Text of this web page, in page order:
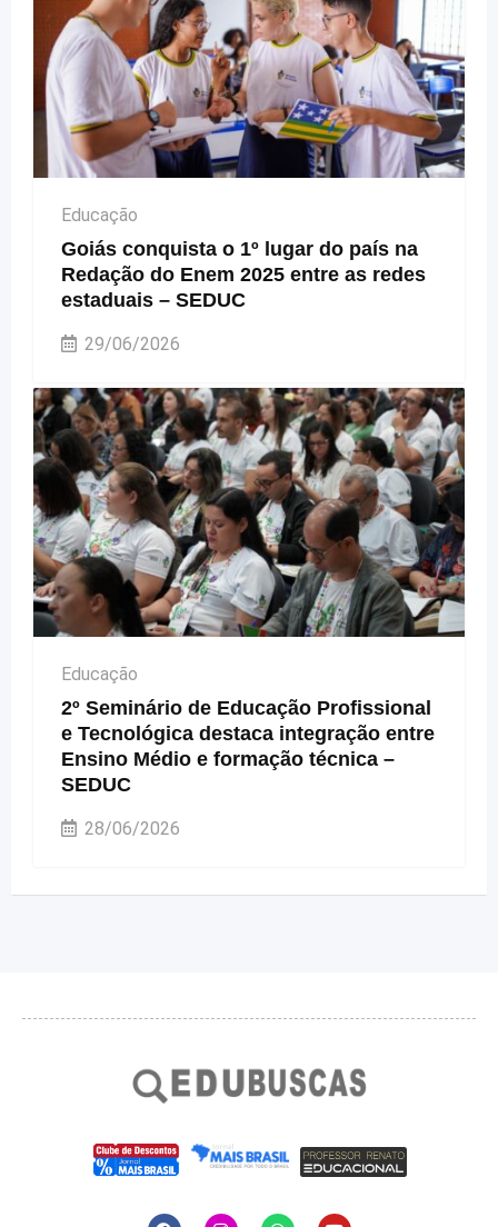
Educação
Goiás conquista o 1º lugar do país na
Redação do Enem 2025 entre as redes
estaduais – SEDUC
29/06/2026
Educação
2º Seminário de Educação Profissional
e Tecnológica destaca integração entre
Ensino Médio e formação técnica –
SEDUC
28/06/2026